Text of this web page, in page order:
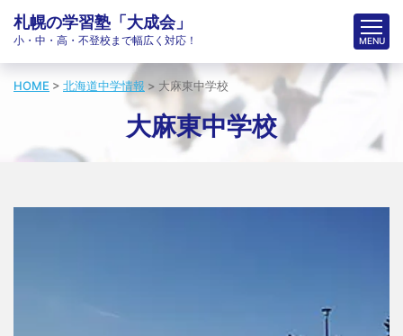
札幌の学習塾「大成会」
小・中・高・不登校まで幅広く対応！
HOME > 北海道中学情報 > 大麻東中学校
大麻東中学校